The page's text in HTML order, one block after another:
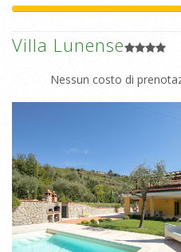
Villa Lunense
Nessun costo di